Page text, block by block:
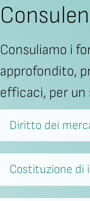
Consuliamo i
approfondito,
efficaci, per un
Diritto dei
Costituzione